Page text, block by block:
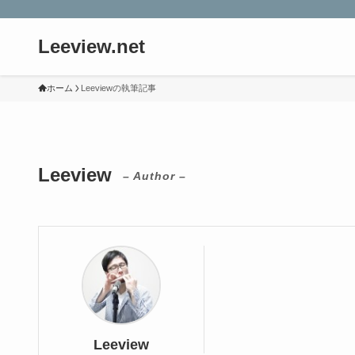
Leeview.net
ホーム Leeviewの執筆記事
Leeview – Author –
Leeview